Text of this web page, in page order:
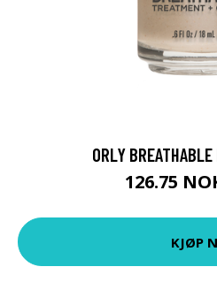
ORLY
126.75
KJØP